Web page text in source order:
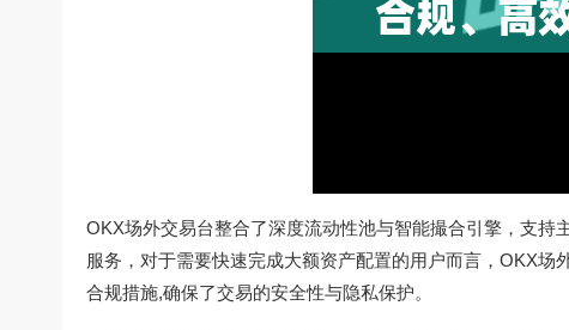
OKX场外交易台整合了深度流动性池与智能撮合引擎，支
服务，对于需要快速完成大额资产配置的用户而言，OKX场
合规措施,确保了交易的安全性与隐私保护。